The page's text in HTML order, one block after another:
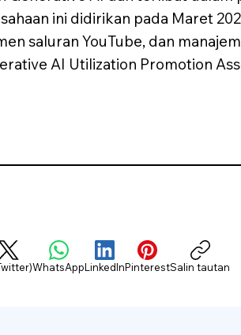
ini didirikan pada Maret
saluran YouTube, dan
AI Utilization Promotion
WhatsAppLinkedInPinterestSalin tautan